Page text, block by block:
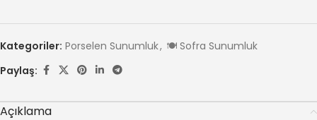
Kategoriler: Porselen Sunumluk, 🍽️ Sofra Sunumluk
Paylaş:
Açıklama